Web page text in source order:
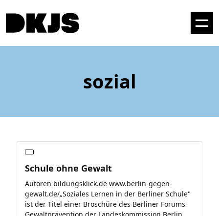
sozial
Schule ohne Gewalt
Autoren bildungsklick.de www.berlin-gegen-
gewalt.de/„Soziales Lernen in der Berliner Schule"
ist der Titel einer Broschüre des Berliner Forums